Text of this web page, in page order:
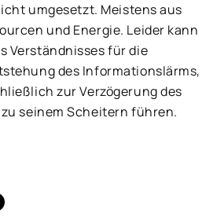
umgesetzt. Meistens aus
und Energie. Leider kann
Verständnisses für die
des Informationslärms,
zur Verzögerung des
seinem Scheitern führen.